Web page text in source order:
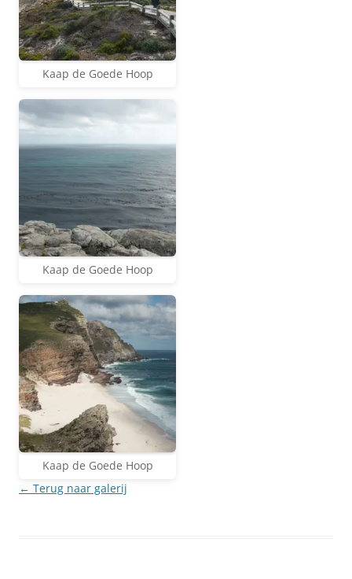
Kaap de Goede Hoop
Kaap de Goede Hoop
Kaap de Goede Hoop
← Terug naar galerij